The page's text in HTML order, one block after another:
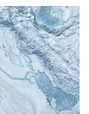
משקל: ערעור
אגרסיבית מול בנות
צבאית מתריסה
למעצמה תחרותית
בסכנת פיצוח את